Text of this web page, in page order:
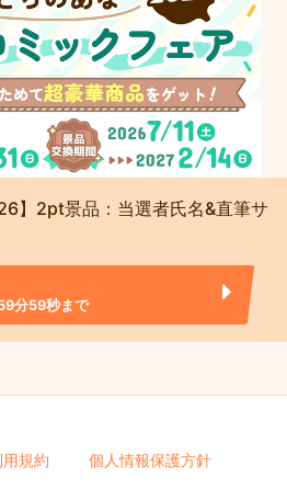
】2pt景品：当選者氏名&直筆サ
分59秒まで
用規約 個人情報保護方針